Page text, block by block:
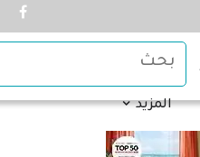
المزيد